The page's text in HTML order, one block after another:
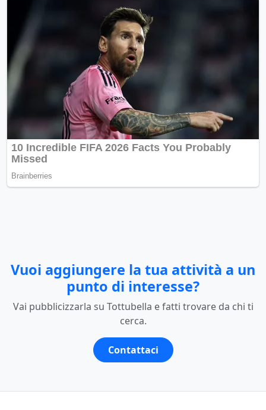
Vuoi aggiungere la tua attività a un
punto di interesse?
Vai pubblicizzarla su Tottubella e fatti trovare da chi ti
cerca.
Contattaci